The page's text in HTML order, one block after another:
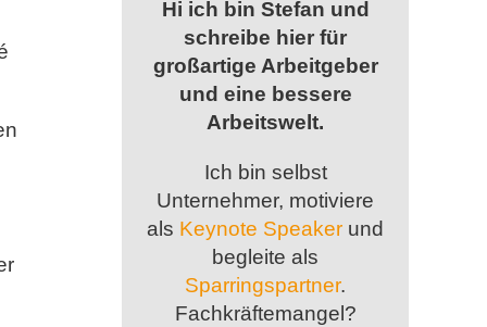
Hi ich bin Stefan und
schreibe hier für
großartige Arbeitgeber
und eine bessere
Arbeitswelt.
Ich bin selbst
Unternehmer, motiviere
als Keynote Speaker und
begleite als
Sparringspartner.
Fachkräftemangel?